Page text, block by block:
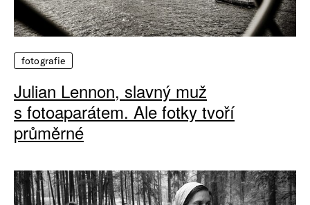
fotografie
Julian Lennon, slavný muž
s fotoaparátem. Ale fotky tvoří
průměrné